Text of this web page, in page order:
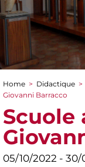
You are here
Home > Didactique >
Giovanni Barracco
Scuole
05/10/2022 - 30/